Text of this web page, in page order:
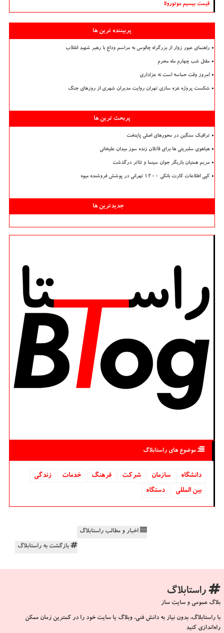
قیمت بیسیم موتورولا
پربیننده ترین ها
راهنمای عبور زوار از بزرگراه چالوس به مراسم وداع با رهبر شهید انقلاب
مقتل شب چهارم ماه محرم
امروز وقت حماسه است نه عزاداری
شکست پروژه غزه سازی تهران روایت مدیران شهری از روزهای جنگ
پربحث ترین ها
ترافیک سنگین در محورهای اصلی پایتخت
هیاهوی سلبریتی ها برای قاتلان زنده سوز میدان علیخانی
مریم همتیان بازیگر جوان سینما و تئاتر درگذشت
کپی اطلاعات کارت بانکی ۱۲۰۰ تهرانی در پوشش فروشنده میوه
جدیدترین ها
موضوع های راستابلاگ
دانشگاه‌ سازمان شركت فرهنگ خدمات
زندگی
بین المللی
دستگاه
اخبار و مطالب راستابلاگ
بازگشت به راستابلاگ
راستابلاگ
بلاگ عمومی و سایت ساز
با راستابلاگ، بدون نیاز به دانش فنی، وبلاگ یا سایت خود را در کمترین زمان ممکن
راه‌اندازی کنید